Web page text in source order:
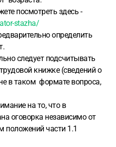
посмотреть здесь -
stazha/
определить
следует подсчитывать
книжке (сведений о
в таком формате вопроса,
на то, что в
оговорка независимо от
положений части 1.1